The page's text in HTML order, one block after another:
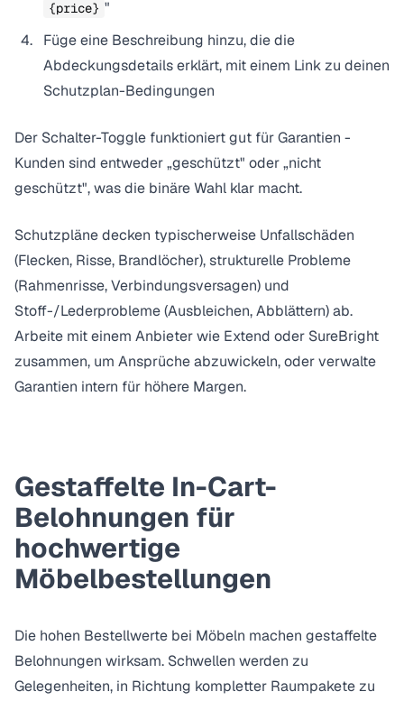
{price} "
Füge eine Beschreibung hinzu, die die
Abdeckungsdetails erklärt, mit einem Link zu deinen
Schutzplan-Bedingungen
Der Schalter-Toggle funktioniert gut für Garantien -
Kunden sind entweder „geschützt" oder „nicht
geschützt", was die binäre Wahl klar macht.
Schutzpläne decken typischerweise Unfallschäden
(Flecken, Risse, Brandlöcher), strukturelle Probleme
(Rahmenrisse, Verbindungsversagen) und
Stoff-/Lederprobleme (Ausbleichen, Abblättern) ab.
Arbeite mit einem Anbieter wie Extend oder SureBright
zusammen, um Ansprüche abzuwickeln, oder verwalte
Garantien intern für höhere Margen.
Gestaffelte In-Cart-
Belohnungen für
hochwertige
Möbelbestellungen
Die hohen Bestellwerte bei Möbeln machen gestaffelte
Belohnungen wirksam. Schwellen werden zu
Gelegenheiten, in Richtung kompletter Raumpakete zu